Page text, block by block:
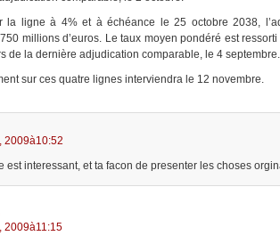
la ligne à 4% et à échéance le 25 octobre 2038,
millions d’euros. Le taux moyen pondéré est
de la dernière adjudication comparable, le 4 septembre.
sur ces quatre lignes interviendra le 12 novembre.
2009à10:52
est interessant, et ta facon de presenter les choses
2009à11:15